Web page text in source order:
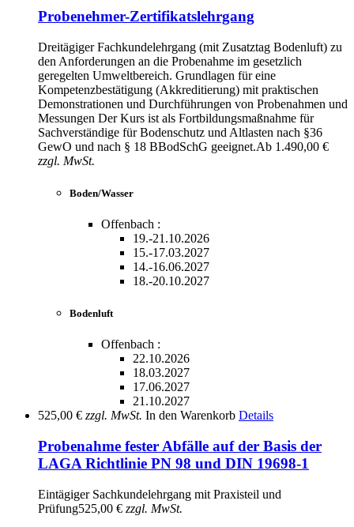
Probenehmer-Zertifikatslehrgang
Dreitägiger Fachkundelehrgang (mit Zusatztag Bodenluft) zu
den Anforderungen an die Probenahme im gesetzlich
geregelten Umweltbereich. Grundlagen für eine
Kompetenzbestätigung (Akkreditierung) mit praktischen
Demonstrationen und Durchführungen von Probenahmen und
Messungen Der Kurs ist als Fortbildungsmaßnahme für
Sachverständige für Bodenschutz und Altlasten nach §36
GewO und nach § 18 BBodSchG geeignet.Ab 1.490,00 €
zzgl. MwSt.
Boden/Wasser
Offenbach :
19.-21.10.2026
15.-17.03.2027
14.-16.06.2027
18.-20.10.2027
Bodenluft
Offenbach :
22.10.2026
18.03.2027
17.06.2027
21.10.2027
525,00 € zzgl. MwSt. In den Warenkorb Details
Probenahme fester Abfälle auf der Basis der
LAGA Richtlinie PN 98 und DIN 19698-1
Eintägiger Sachkundelehrgang mit Praxisteil und
Prüfung525,00 € zzgl. MwSt.